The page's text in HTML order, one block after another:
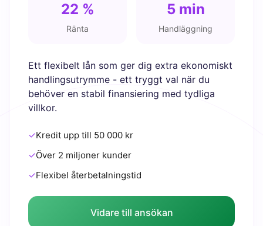
22 %
Ränta
5 min
Handläggning
Ett flexibelt lån som ger dig extra ekonomiskt
handlingsutrymme - ett tryggt val när du
behöver en stabil finansiering med tydliga
villkor.
✓Kredit upp till 50 000 kr
✓Över 2 miljoner kunder
✓Flexibel återbetalningstid
Vidare till ansökan